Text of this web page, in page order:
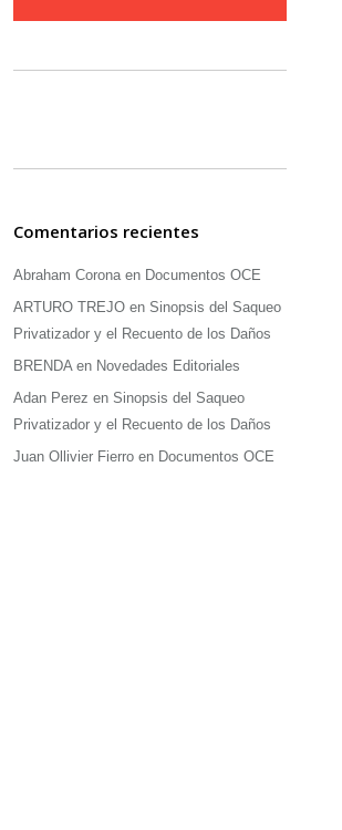
Comentarios recientes
Abraham Coronaen Documentos OCE
ARTURO TREJOen Sinopsis del Saqueo
Privatizador y el Recuento de los Daños
BRENDAen Novedades Editoriales
Adan Perez en Sinopsis del Saqueo
Privatizador y el Recuento de los Daños
Juan Ollivier Fierroen Documentos OCE